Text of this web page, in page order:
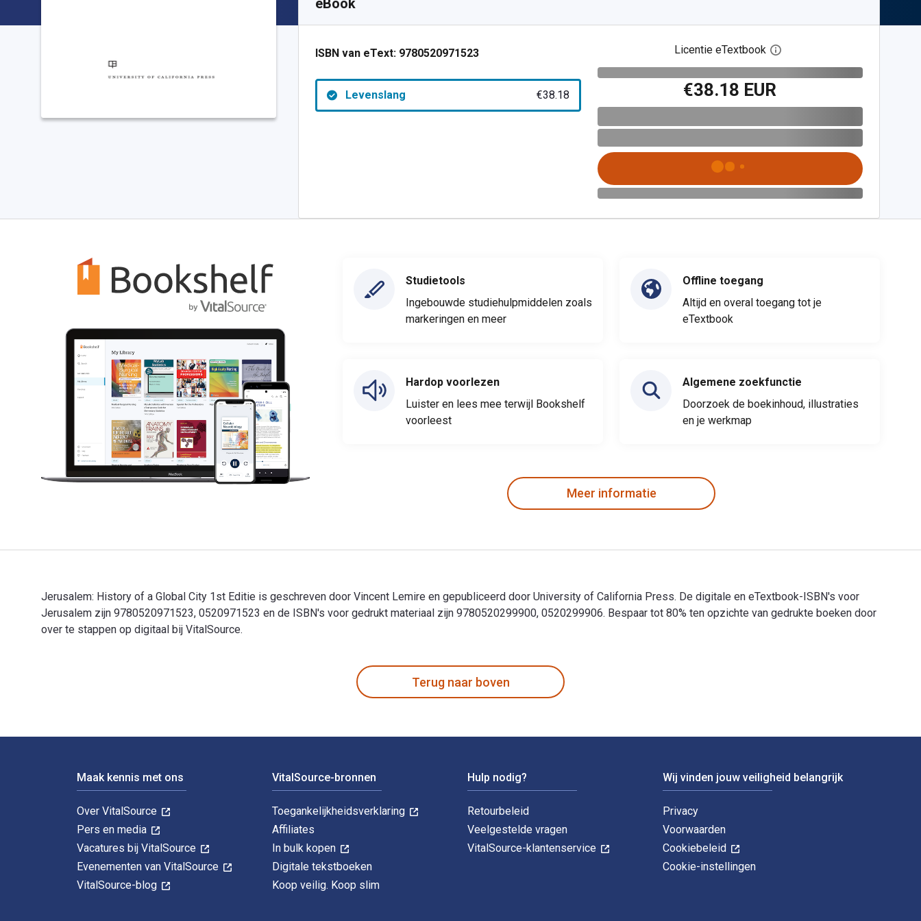
eBook
ISBN van eText: 9780520971523
Levenslang €38.18
Licentie eTextbook Open het dialoogvenster
€38.18 EUR
Studietools
Ingebouwde studiehulpmiddelen zoals
markeringen en meer
Hardop voorlezen
Luister en lees mee terwijl Bookshelf
voorleest
Offline toegang
Altijd en overal toegang tot je
eTextbook
Algemene zoekfunctie
Doorzoek de boekinhoud, illustraties
en je werkmap
Meer informatie
Jerusalem: History of a Global City 1st Editie is geschreven door Vincent Lemire en gepubliceerd door University of California Press. De digitale en eTextbook-ISBN's voor
Jerusalem zijn 9780520971523, 0520971523 en de ISBN's voor gedrukt materiaal zijn 9780520299900, 0520299906. Bespaar tot 80% ten opzichte van gedrukte boeken door
over te stappen op digitaal bij VitalSource.
Terug naar boven
Maak kennis met ons
Over VitalSource
Pers en media
Vacatures bij VitalSource
Evenementen van VitalSource
VitalSource-blog
VitalSource-bronnen
Toegankelijkheidsverklaring
Affiliates
In bulk kopen
Digitale tekstboeken
Koop veilig. Koop slim
Hulp nodig?
Retourbeleid
Veelgestelde vragen
VitalSource-klantenservice
Wij vinden jouw veiligheid belangrijk
Privacy
Voorwaarden
Cookiebeleid
Cookie-instellingen